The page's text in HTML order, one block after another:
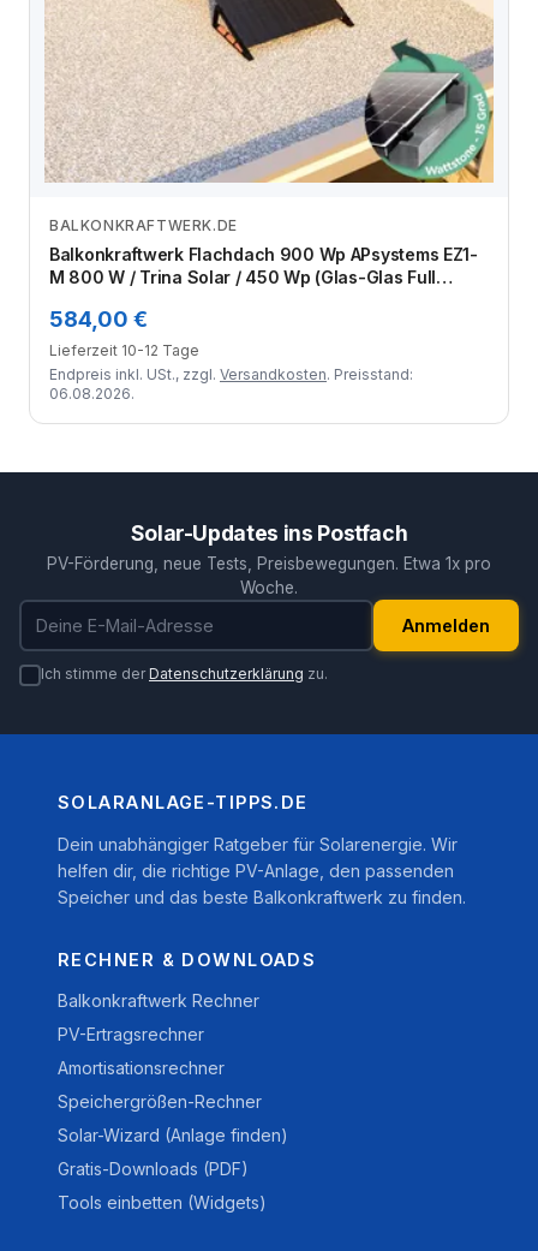
Zum Angebot
BALKONKRAFTWERK.DE
Balkonkraftwerk Flachdach 900 Wp APsystems EZ1-
M 800 W / Trina Solar / 450 Wp (Glas-Glas Full
quer / 2 Module
584,00 €
Lieferzeit 10-12 Tage
Endpreis inkl. USt., zzgl. Versandkosten. Preisstand:
06.08.2026.
Solar-Updates ins Postfach
PV-Förderung, neue Tests, Preisbewegungen. Etwa 1x pro
Woche.
E-Mail-Adresse
Anmelden
Ich stimme derDatenschutzerklärung zu.
SOLARANLAGE-TIPPS.DE
Dein unabhängiger Ratgeber für Solarenergie. Wir
helfen dir, die richtige PV-Anlage, den passenden
Speicher und das beste Balkonkraftwerk zu finden.
RECHNER & DOWNLOADS
Balkonkraftwerk Rechner
PV-Ertragsrechner
Amortisationsrechner
Speichergrößen-Rechner
Solar-Wizard (Anlage finden)
Gratis-Downloads (PDF)
Tools einbetten (Widgets)